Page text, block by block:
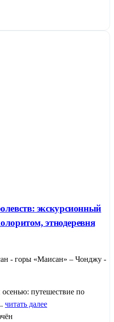
экскурсионный
этнодеревня
- горы «Маисан» – Чонджу -
путешествие по
читать далее